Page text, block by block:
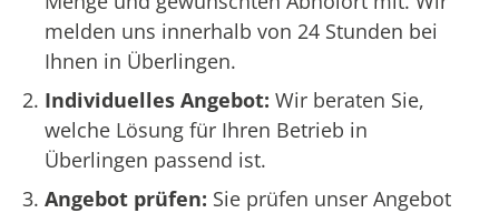
melden uns innerhalb von 24 Stunden bei
Ihnen in Überlingen.
Individuelles Angebot: Wir beraten Sie,
welche Lösung für Ihren Betrieb in
Überlingen passend ist.
Angebot prüfen: Sie prüfen unser Angebot